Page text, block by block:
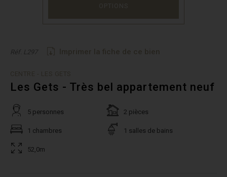
Réf. L297
Les Gets - Très bel appartement neuf
5 personnes 2 pièces
1 chambres 1 salles de bains
52,0m